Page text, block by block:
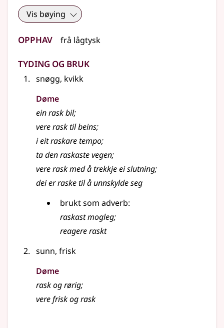
Vis bøying
Opphav frå lågtysk
Tyding og bruk
snøgg, kvikk
Døme
ein rask bil;
vere rask til beins;
i eit raskare tempo;
ta den raskaste vegen;
vere rask med å trekkje ei slutning;
dei er raske til å unnskylde seg
brukt som adverb:
raskast mogleg;
reagere raskt
sunn, frisk
Døme
rask og rørig;
vere frisk og rask